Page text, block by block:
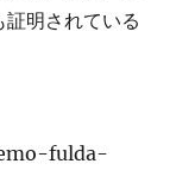
明されている
fulda-